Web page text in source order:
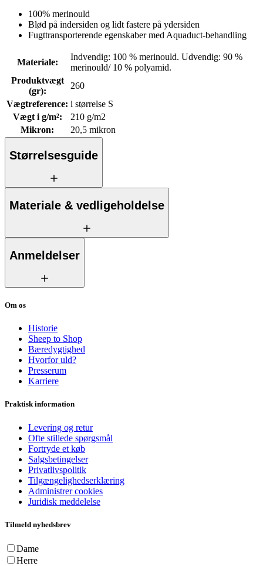
100% merinould
Blød på indersiden og lidt fastere på ydersiden
Fugttransporterende egenskaber med Aquaduct-behandling
Materiale:
Indvendig: 100 % merinould. Udvendig: 90 %
merinould/ 10 % polyamid.
Produktvægt
(gr):
260
Vægtreference: i størrelse S
Vægt i g/m²:
210 g/m2
Mikron: 20,5 mikron
Størrelsesguide
Materiale & vedligeholdelse
Anmeldelser
Om os
Historie
Sheep to Shop
Bæredygtighed
Hvorfor uld?
Presserum
Karriere
Praktisk information
Levering og retur
Ofte stillede spørgsmål
Fortryde et køb
Salgsbetingelser
Privatlivspolitik
Tilgængelighedserklæring
Administrer cookies
Juridisk meddelelse
Tilmeld nyhedsbrev
Dame
Herre